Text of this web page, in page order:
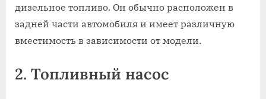
дизельное топливо. Он обычно расположен в
задней части автомобиля и имеет различную
вместимость в зависимости от модели.
2. Топливный насос